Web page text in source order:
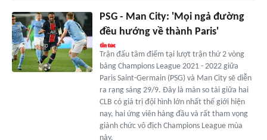
PSG - Man City: 'Mọi ngả đường
đều hướng về thành Paris'
Trận đấu tâm điểm tại lượt trận thứ 2 vòng
bảng Champions League 2021 - 2022 giữa
Paris Saint-Germain (PSG) và Man City sẽ diễn
ra rạng sáng 29/9. Đây là màn so tài giữa hai
CLB có giá trị đội hình lớn nhất thế giới hiện
nay, hai ứng viên hàng đầu và rất tham vọng
giành chức vô địch Champions League mùa
này.